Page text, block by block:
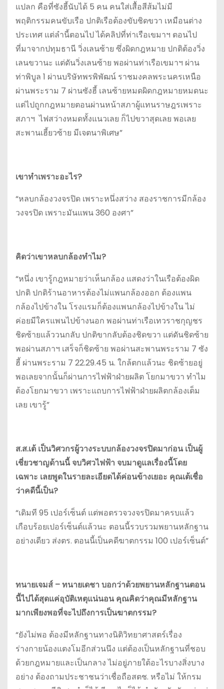
แปลก คือที่ซังฮี้นับได้ 5 คน คนใส่เสื้อสีส้มไม่มี
พฤติกรรมคนขับเรือ ปกติเรือต้องขับชิดขวา เหมือนต่าง
ประเทศ แต่ลำนี้ตอนไป ได้คลิปที่ท่าเรือเขมาฯ ตอนไป
ที่มาจากปทุมธานี วิ่งเลนซ้าย ซึ่งผิดกฎหมาย ปกติต้องวิ่ง
เลนขวานะ แต่ดันวิ่งเลนซ้าย พอผ่านท่าเรือเขมาฯ ผ่าน
ท่าพิบูล 1 ผ่านบริษัทพรพิพัฒน์ ราชมงคลพระนครเหนือ
ผ่านพระราม 7 ผ่านซังฮี้ เลนซ้ายหมดผิดกฎหมายหมดนะ
แต่ไปถูกกฎหมายตอนผ่านหน้าสภาผู้แทนราษฎรเพราะ
สภาฯ ไฟสว่างหมดทั้งแนวเลย ก็ไปขวาสุดเลย พอเลย
สะพานเฮี้ยวซ้าย มีเจตนาพิเศษ”
เขาทำเพราะอะไร?
“หลบกล้องวงจรปิด เพราะหนึ่งสว่าง สองราชการมีกล้อง
วงจรปิด เพราะมันแพน 360 องศา”
คิดว่าเขาหลบกล้องทำไม?
“หนึ่ง เขารู้กฎหมายว่าเห็นกล้อง แสดงว่าในเรือต้องผิด
ปกติ ปกติร้านอาหารต้องไม่แพนกล้องออก ต้องแพน
กล้องไปข้างใน โรงแรมก็ต้องแพนกล้องไปข้างใน ไม่
ค่อยมีใครแพนไปข้างนอก พอผ่านท่าเรือเทวราชกุญชร
ชิดซ้ายแล้ววนกลับ ปกติขากลับต้องชิดขวา แต่ดันชิดซ้าย
พอผ่านสภาฯ เสร็จก็ชิดซ้าย พอผ่านสะพานพระราม 7 ซัง
ฮี้ ผ่านพระราม 7 22.29.45 น. ใกล้ตกแล้วนะ ชิดซ้ายอยู่
พอเลยจากนั้นก็ผ่านการไฟฟ้าฝ่ายผลิต โยกมาขวา ทำไม
ต้องโยกมาขวา เพราะแถบการไฟฟ้าฝ่ายผลิตกล้องเต็ม
เลย เขารู้”
ส.ส.เต้ เป็นวิศวกรผู้วางระบบกล้องวงจรปิดมาก่อน เป็นผู้
เชี่ยวชาญด้านนี้ จบวิศวไฟฟ้า จบมาดูแลเรื่องนี้โดย
เฉพาะ เลยพูดในรายละเอียดได้ค่อนข้างเยอะ คุณเต้เชื่อ
ว่าคดีนี้เป็น?
“เดิมที 95 เปอร์เซ็นต์ แต่พอตรวจวงจรปิดมาครบแล้ว
เกือบร้อยเปอร์เซ็นต์แล้วนะ ตอนนี้รวบรวมพยานหลักฐาน
อย่างเดียว ส่งตร. ตอนนี้เป็นคดีฆาตกรรม 100 เปอร์เซ็นต์”
ทนายเจมส์ – ทนายเดชา บอกว่าด้วยพยานหลักฐานตอน
นี้ไปได้สุดแค่อุบัติเหตุแน่นอน คุณคิดว่าคุณมีหลักฐาน
มากเพียงพอที่จะไปถึงการเป็นฆาตกรรม?
“ยังไม่พอ ต้องมีหลักฐานทางนิติวิทยาศาสตร์เรื่อง
ร่างกายน้องแตงโมอีกส่วนนึง แต่ต้องเป็นหลักฐานที่ชอบ
ด้วยกฎหมายและเป็นกลาง ไม่อยู่ภายใต้อะไรบางสิ่งบาง
อย่าง ต้องถามประชาชนว่าเชื่อถือสตช. หรือไม่ ให้กรม